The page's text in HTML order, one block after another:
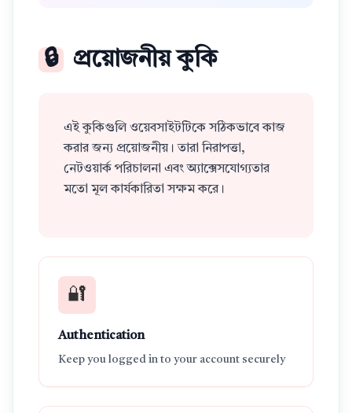
🔒 প্রয়োজনীয় কুকি
এই কুকিগুলি ওয়েবসাইটটিকে সঠিকভাবে কাজ
করার জন্য প্রয়োজনীয়। তারা নিরাপত্তা,
নেটওয়ার্ক পরিচালনা এবং অ্যাক্সেসযোগ্যতার
মতো মূল কার্যকারিতা সক্ষম করে।
🔐
Authentication
Keep you logged in to your account securely